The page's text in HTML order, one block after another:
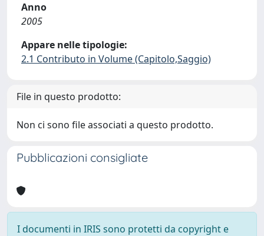
Anno
2005
Appare nelle tipologie:
2.1 Contributo in Volume (Capitolo,Saggio)
File in questo prodotto:
Non ci sono file associati a questo prodotto.
Pubblicazioni consigliate
I documenti in IRIS sono protetti da copyright e